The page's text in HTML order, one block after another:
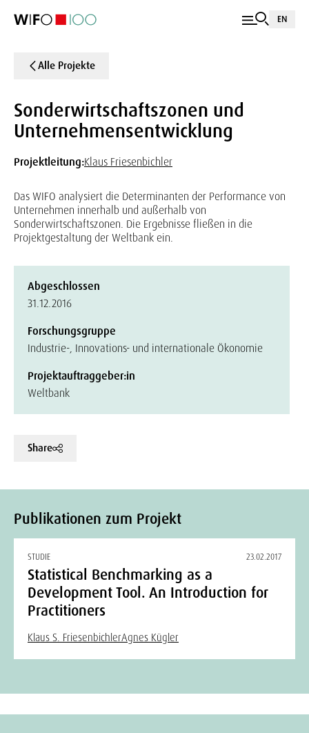
EN
Alle Projekte
Sonderwirtschaftszonen und
Unternehmensentwicklung
Projektleitung:Klaus Friesenbichler
Das WIFO analysiert die Determinanten der Performance von
Unternehmen innerhalb und außerhalb von
Sonderwirtschaftszonen. Die Ergebnisse fließen in die
Projektgestaltung der Weltbank ein.
Abgeschlossen
31.12.2016
Forschungsgruppe
Industrie-, Innovations- und internationale Ökonomie
Projektauftraggeber:in
Weltbank
Share
Publikationen zum Projekt
STUDIE 23.02.2017
Statistical Benchmarking as a
Development Tool. An Introduction for
Practitioners
Klaus S. FriesenbichlerAgnes Kügler